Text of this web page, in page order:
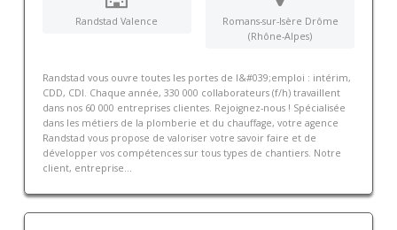
Randstad Valence
Romans-sur-Isère Drôme
(Rhône-Alpes)
Randstad vous ouvre toutes les portes de l&#039;emploi : intérim,
CDD, CDI. Chaque année, 330 000 collaborateurs (f/h) travaillent
dans nos 60 000 entreprises clientes. Rejoignez-nous ! Spécialisée
dans les métiers de la plomberie et du chauffage, votre agence
Randstad vous propose de valoriser votre savoir faire et de
développer vos compétences sur tous types de chantiers. Notre
client, entreprise...